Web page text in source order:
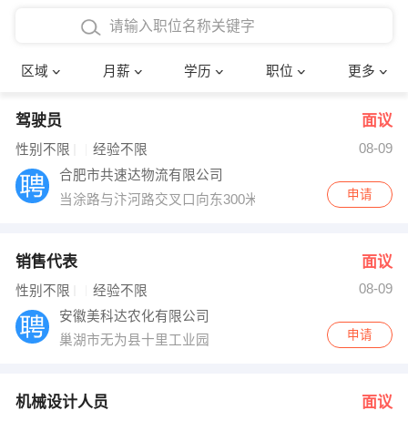
区域 月薪 学历 职位 更多
4000-5000元
8000-12000元
12000-20000元
博士
文员
财务会计
网络IT
快递员
收银员 技术员/工程师
确定
驾驶员 面议
性别不限 经验不限
08-09
合肥市共速达物流有限公司
当涂路与汴河路交叉口向东300米现代物流园内
申请
销售代表 面议
性别不限 经验不限
08-09
安徽美科达农化有限公司
巢湖市无为县十里工业园
申请
机械设计人员 面议